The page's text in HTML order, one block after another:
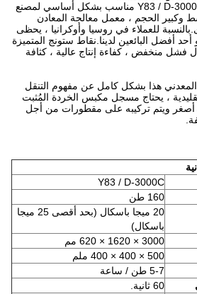
مسجل المكبس المعدني Y83 / D-3000C مناسب بشكل أساسي لمصنع
​​وكبير الحجم ، معمل معالجة المعادن
للعملاء في روسيا وأوكرانيا ، يحظى
أفضل البائعين لدينا.نقاط ستونج المتميزة
منخفض ، كفاءة إنتاج عالية ، كثافة
هذا بشكل كامل عن مفهوم التنقل
، يحتاج مسجل مكبس الخردة المُثبت
ويتم تركيبه على مقطورات من أجل
Y83 / D-3000C
160 طن
20 ميجا باسكال (بحد أقصى 25 ميجا
باسكال)
3000 × 1620 × 620 مم
500 × 400 × 400 ملم
5-7 طن / ساعة
60 ثانية.